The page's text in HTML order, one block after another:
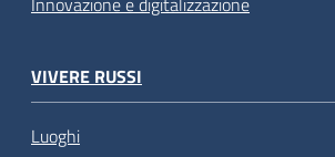
VIVERE RUSSI
Luoghi